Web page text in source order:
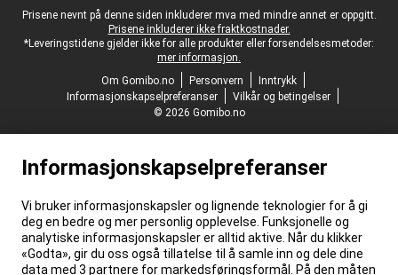
Juridisk bunntekst
Prisene nevnt på denne siden inkluderer mva med mindre annet er oppgitt.
Prisene inkluderer ikke fraktkostnader.
*Leveringstidene gjelder ikke for alle produkter eller forsendelsesmetoder:
mer informasjon.
Om Gomibo.no
Personvern
Inntrykk
Informasjonskapselpreferanser
Vilkår og betingelser
© 2026 Gomibo.no
Informasjonskapselpreferanser
Vi bruker informasjonskapsler og lignende teknologier for å gi
deg en bedre og mer personlig opplevelse. Funksjonelle og
analytiske informasjonskapsler er alltid aktive. Når du klikker
«Godta», gir du oss også tillatelse til å samle inn og dele dine
data med 3 partnere for markedsføringsformål. På den måten